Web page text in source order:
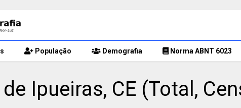
População Demografia Norma ABNT 6023
Ipueiras, CE (Total,